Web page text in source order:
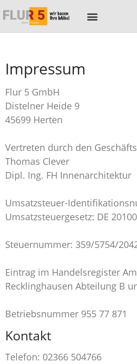
Impressum
Flur 5 GmbH
Distelner Heide 9
45699 Herten
Vertreten durch den
Thomas Clever
Dipl. Ing. FH Innenarchitektur
Umsatzsteuer-
Umsatzsteuergesetz: DE
Steuernummer: 359/5754/
Eintrag im Handelsregister
Recklinghausen Abteilung B
Betriebsnummer 955 77 871
Kontakt
Telefon: 02366 504766